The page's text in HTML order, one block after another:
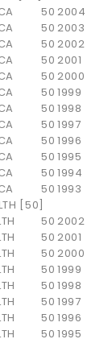
50 2004
50 2003
50 2002
50 2001
50 2000
50 1999
50 1998
50 1997
50 1996
50 1995
50 1994
50 1993
[50]
50 2002
50 2001
50 2000
50 1999
50 1998
50 1997
50 1996
50 1995